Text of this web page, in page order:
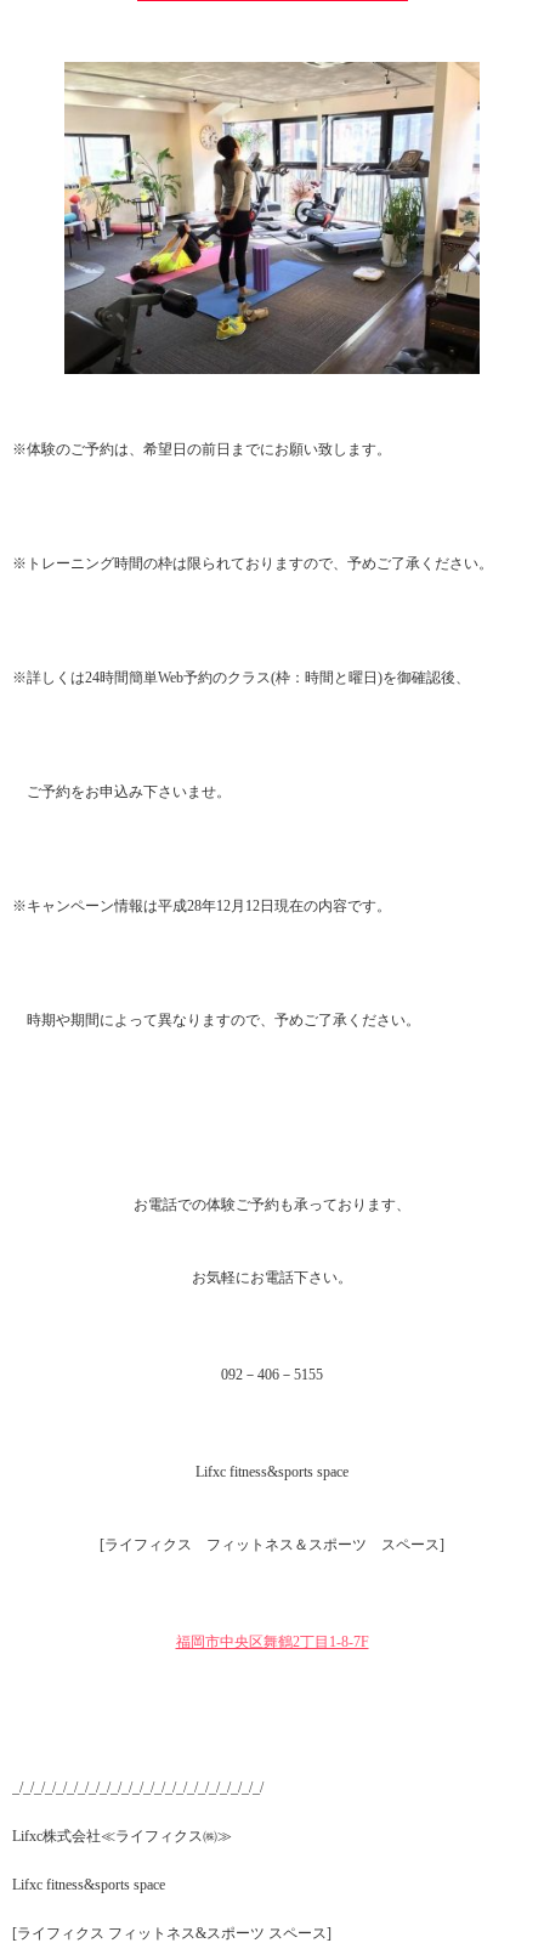
※体験のご予約は、希望日の前日までにお願い致します。
※トレーニング時間の枠は限られておりますので、予めご了承ください。
※詳しくは24時間簡単Web予約のクラス(枠：時間と曜日)を御確認後、
ご予約をお申込み下さいませ。
※キャンペーン情報は平成28年12月12日現在の内容です。
時期や期間によって異なりますので、予めご了承ください。
お電話での体験ご予約も承っております、
お気軽にお電話下さい。
092－406－5155
Lifxc fitness&sports space
[ライフィクス フィットネス＆スポーツ スペース]
福岡市中央区舞鶴2丁目1‐8-7F
_/_/_/_/_/_/_/_/_/_/_/_/_/_/_/_/_/_/_/_/_/_/_/
Lifxc株式会社≪ライフィクス㈱≫
Lifxc fitness&sports space
[ライフィクス フィットネス&スポーツ スペース]